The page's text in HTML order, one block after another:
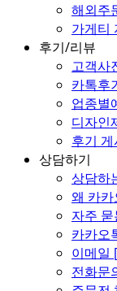
해외주
가게티
후기/리뷰
고객사
카톡후
업종별
디자인
후기
상담하기
상담하
왜 카
자주
카카오
이메일
전화문